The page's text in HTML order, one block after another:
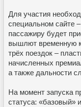
Для участия
специальном сайте –
пассажиру будет
вышлют временную
трёх поездок –
начисленных
а также дальности
На момент запуска
статуса: «базовый»